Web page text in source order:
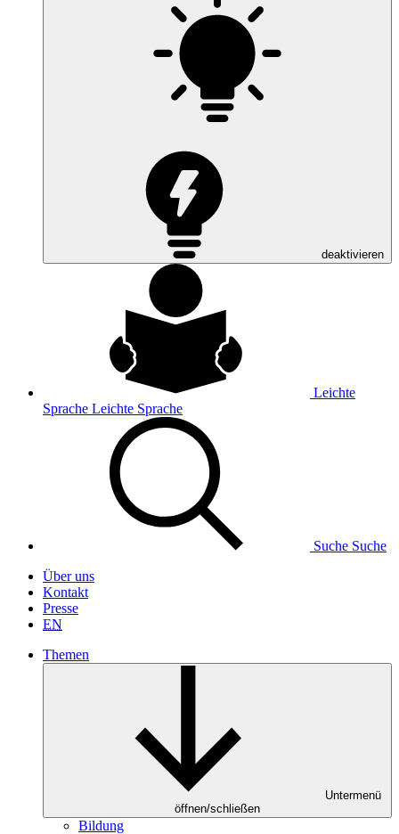
deaktivieren
Leichte
Sprache Leichte Sprache
Suche Suche
Über uns
Kontakt
Presse
EN
Themen
Untermenü
öffnen/schließen
Bildung